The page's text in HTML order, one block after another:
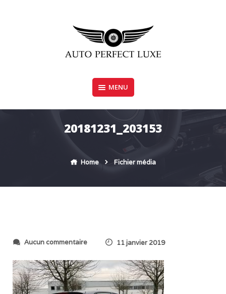
AUTO PERFECT LUXE
MENU
20181231_203153
Home Fichier média
Aucun commentaires
r
2
0
1
11 janvier 2019